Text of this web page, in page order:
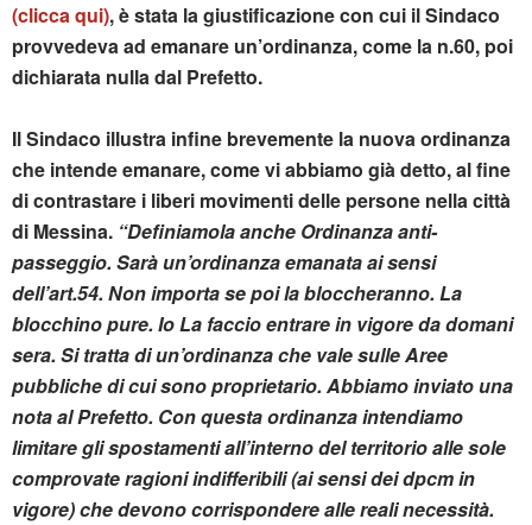
(clicca qui), è stata la giustificazione con cui il Sindaco
provvedeva ad emanare un’ordinanza, come la n.60, poi
dichiarata nulla dal Prefetto.
Il Sindaco illustra infine brevemente la nuova ordinanza
che intende emanare, come vi abbiamo già detto, al fine
di contrastare i liberi movimenti delle persone nella città
di Messina. “Definiamola anche Ordinanza anti-
passeggio. Sarà un’ordinanza emanata ai sensi
dell’art.54. Non importa se poi la bloccheranno. La
blocchino pure. Io La faccio entrare in vigore da domani
sera. Si tratta di un’ordinanza che vale sulle Aree
pubbliche di cui sono proprietario. Abbiamo inviato una
nota al Prefetto. Con questa ordinanza intendiamo
limitare gli spostamenti all’interno del territorio alle sole
comprovate ragioni indifferibili (ai sensi dei dpcm in
vigore) che devono corrispondere alle reali necessità.